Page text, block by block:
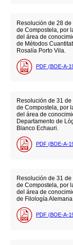
Resolución de 28
de Compostela, por
del área de
de Métodos
Rosalía Porto Vila.
PDF (BOE-A-
Resolución de 31
de Compostela, por
del área de
Departamento de
Blanco Echauri.
PDF (BOE-A-
Resolución de 31
de Compostela, por
del área de
de Filología
PDF (BOE-A-